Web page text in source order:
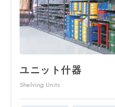
ユニット什器
Shelving Units